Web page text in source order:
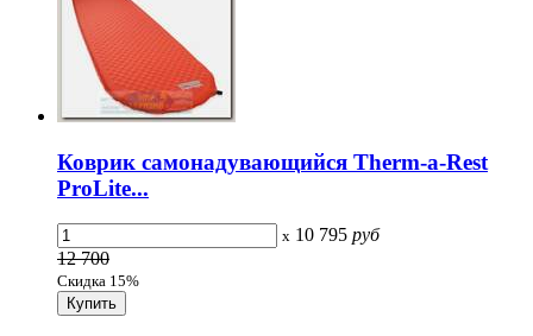
Коврик самонадувающийся Therm-a-Rest
ProLite...
x 10 795 руб
12 700
Скидка 15%